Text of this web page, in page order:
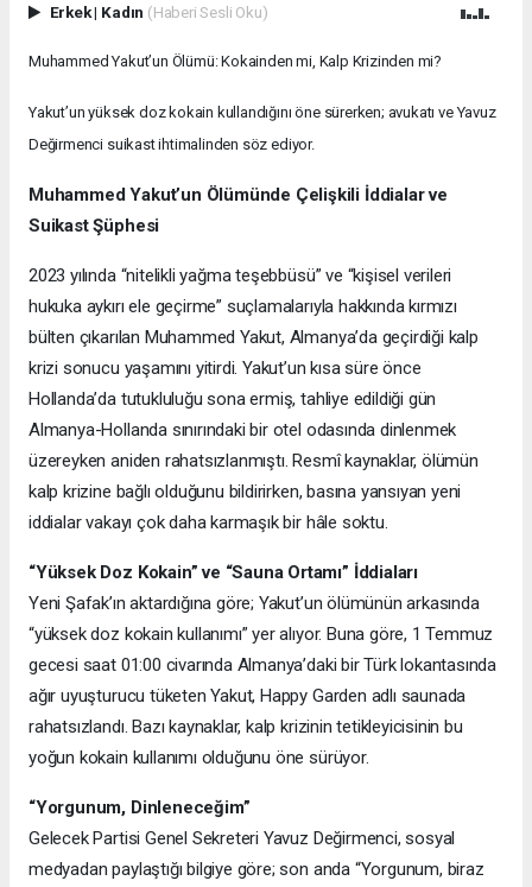
Erkek| Kadın (Haberi Sesli Oku)
Muhammed Yakut’un Ölümü: Kokainden mi, Kalp Krizinden mi?
Yakut’un yüksek doz kokain kullandığını öne sürerken; avukatı ve Yavuz
Değirmenci suikast ihtimalinden söz ediyor.
Muhammed Yakut’un Ölümünde Çelişkili İddialar ve
Suikast Şüphesi
2023 yılında “nitelikli yağma teşebbüsü” ve “kişisel verileri
hukuka aykırı ele geçirme” suçlamalarıyla hakkında kırmızı
bülten çıkarılan Muhammed Yakut, Almanya’da geçirdiği kalp
krizi sonucu yaşamını yitirdi. Yakut’un kısa süre önce
Hollanda’da tutukluluğu sona ermiş, tahliye edildiği gün
Almanya-Hollanda sınırındaki bir otel odasında dinlenmek
üzereyken aniden rahatsızlanmıştı. Resmî kaynaklar, ölümün
kalp krizine bağlı olduğunu bildirirken, basına yansıyan yeni
iddialar vakayı çok daha karmaşık bir hâle soktu.
“Yüksek Doz Kokain” ve “Sauna Ortamı” İddiaları
Yeni Şafak’ın aktardığına göre; Yakut’un ölümünün arkasında
“yüksek doz kokain kullanımı” yer alıyor. Buna göre, 1 Temmuz
gecesi saat 01:00 civarında Almanya’daki bir Türk lokantasında
ağır uyuşturucu tüketen Yakut, Happy Garden adlı saunada
rahatsızlandı. Bazı kaynaklar, kalp krizinin tetikleyicisinin bu
yoğun kokain kullanımı olduğunu öne sürüyor.
“Yorgunum, Dinleneceğim”
Gelecek Partisi Genel Sekreteri Yavuz Değirmenci, sosyal
medyadan paylaştığı bilgiye göre; son anda “Yorgunum, biraz